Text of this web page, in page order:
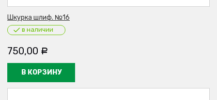
Шкурка шлиф. №16
в наличии
750,00 Р
В КОРЗИНУ